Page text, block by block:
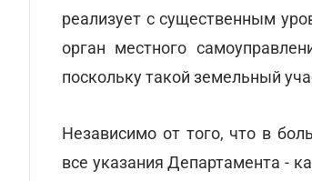
реализует с существенным
орган местного
поскольку такой земельный
Независимо от того, что в
все указания Департамента -